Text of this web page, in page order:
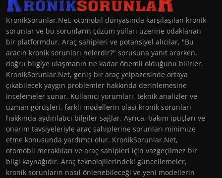
KronikSorunlar.Net, otomobil dünyasında karşılaşılan kronik
sorunlar ve bu sorunların çözüm yolları üzerine odaklanan
bir platformdur. Araç sahipleri ve potansiyel alıcılar, "Bu
aracın kronik sorunları nelerdir?" sorusuna yanıt ararken,
doğru bilgiye ulaşmanın ne kadar önemli olduğunu bilirler.
KronikSorunlar.Net, geniş bir araç yelpazesinde ortaya
çıkabilecek yaygın problemler hakkında derinlemesine
incelemeler sunar. Kullanıcı yorumları, teknik analizler ve
uzman görüşleri, farklı modellerin olası kronik sorunları
hakkında aydınlatıcı bilgiler sağlar. Ayrıca, bakım ipuçları ve
onarım tavsiyeleriyle araç sahiplerine sorunları minimize
etme konusunda yardımcı olur. KronikSorunlar.Net,
otomobil meraklıları ve araç sahipleri için vazgeçilmez bir
bilgi kaynağıdır. Araç teknolojilerindeki güncellemeler,
kronik sorunların nasıl önlenebileceği ve yeni modellerin